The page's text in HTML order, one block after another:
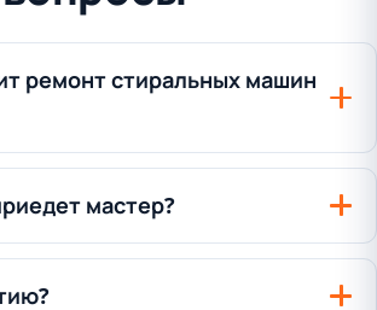
ремонт стиральных машин
мастер?